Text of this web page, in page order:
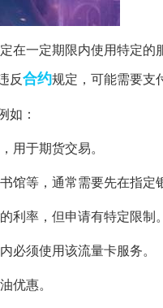
在一定期限内使用特定
反合约规定，可能需要支
如：
用于期货交易。
等，通常需要先在指定
利率，但申请有特定限制。
必须使用该流量卡服务。
优惠。